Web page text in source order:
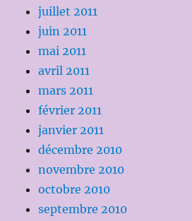
juillet 2011
juin 2011
mai 2011
avril 2011
mars 2011
février 2011
janvier 2011
décembre 2010
novembre 2010
octobre 2010
septembre 2010